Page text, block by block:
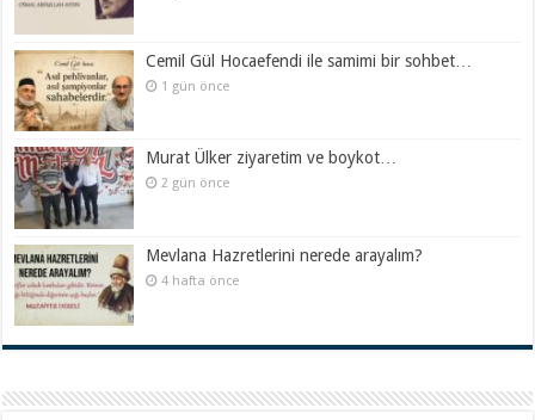
Cemil Gül Hocaefendi ile samimi bir sohbet…
1 gün önce
Murat Ülker ziyaretim ve boykot…
2 gün önce
Mevlana Hazretlerini nerede arayalım?
4 hafta önce